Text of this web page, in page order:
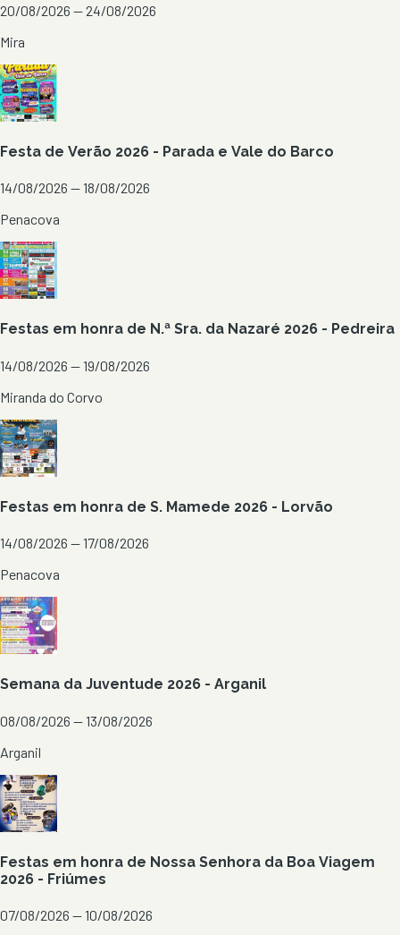
20/08/2026 — 24/08/2026
Mira
Festa de Verão 2026 - Parada e Vale do Barco
14/08/2026 — 18/08/2026
Penacova
Festas em honra de N.ª Sra. da Nazaré 2026 - Pedreira
14/08/2026 — 19/08/2026
Miranda do Corvo
Festas em honra de S. Mamede 2026 - Lorvão
14/08/2026 — 17/08/2026
Penacova
Semana da Juventude 2026 - Arganil
08/08/2026 — 13/08/2026
Arganil
Festas em honra de Nossa Senhora da Boa Viagem
2026 - Friúmes
07/08/2026 — 10/08/2026